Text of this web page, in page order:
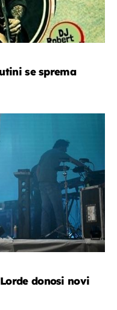
se sprema
donosi novi